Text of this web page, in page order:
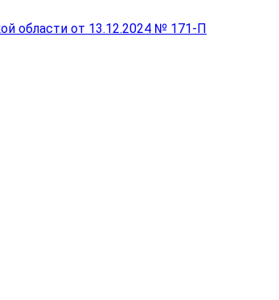
области от 13.12.2024 № 171-П